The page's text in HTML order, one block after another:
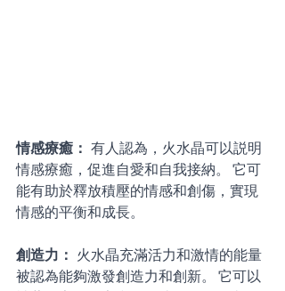
情感療癒： 有人認為，火水晶可以説明
情感療癒，促進自愛和自我接納。 它可
能有助於釋放積壓的情感和創傷，實現
情感的平衡和成長。
創造力： 火水晶充滿活力和激情的能量
被認為能夠激發創造力和創新。 它可以